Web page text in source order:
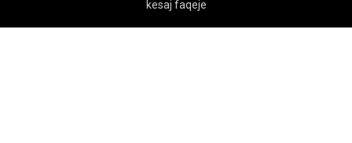
kesaj faqeje